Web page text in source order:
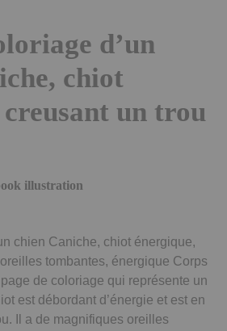
d’un
chiot
un trou
illustration
chien Caniche, chiot énergique,
tombantes, énergique Corps
page de coloriage qui représente un
est débordant d’énergie et est en
Il a de magnifiques oreilles